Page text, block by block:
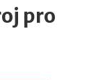
pro